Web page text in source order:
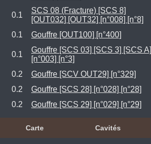
0.1
SCS 08 (Fracture) [SCS 8]
[OUT032] [OUT32] [n°008] [n°8]
0.1 Gouffre [OUT100] [n°400]
0.1
Gouffre [SCS 03] [SCS 3] [SCS A]
[n°003] [n°3]
0.2 Gouffre [SCV OUT29] [n°329]
0.2
Gouffre [SCS 28] [n°028] [n°28]
0.2
Gouffre [SCS 29] [n°029] [n°29]
Carte Cavités